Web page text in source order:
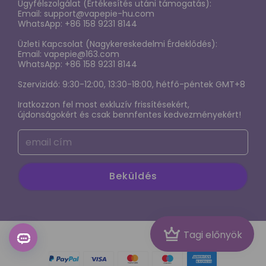
Crown Tagi előnyök
VAPEPIE Mega 70000 PUFFS
VAPEPIE x TK Ultra Phantom 30000 PUFFS
Exkluziv Limitalt Zona
GYIK
KAPCSOLATFELVÉTEL
Fontos közlemény: Frissítés a webhely-hozzáférésről
Terms of service
ADATVÉDELMI NYILATKOZAT
függőségének és használatának feltárása
Ügyfélszolgálat (Értékesítés utáni támogatás):
Email: support@vapepie-hu.com
WhatsApp: +86 158 9231 8144
Üzleti Kapcsolat (Nagykereskedelmi Érdeklődés):
Email: vapepie@163.com
WhatsApp: +86 158 9231 8144
Szervizidő: 9:30-12:00, 13:30-18:00, hétfő-péntek GMT+8
Iratkozzon fel most exkluzív frissítésekért,
újdonságokért és csak bennfentes kedvezményekért!
Beküldés
© 2026 vapepie-hu